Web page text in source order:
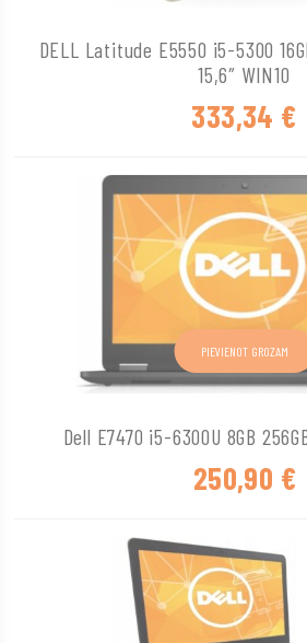
DELL Latitude E5550 i5-5300
15,6″ WIN10
333,34 €
Dell E7470 i5-6300U 8GB
250,90 €
PIEVIENOT GROZAM